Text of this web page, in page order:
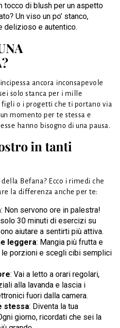
tocco di blush per un aspetto
Un viso un po’ stanco,
delizioso e autentico.
ancora inconsapevole
solo stanca per i mille
o i progetti che ti portano via
momento per te stessa e
hanno bisogno di una pausa.
in tanti
Befana? Ecco i rimedi che
la differenza anche per te:
: Non servono ore in palestra!
30 minuti di esercizi su
aiutare a sentirti più attiva.
leggera: Mangia più frutta e
le porzioni e scegli cibi semplici
: Vai a letto a orari regolari,
alla lavanda e lascia i
fuori dalla camera.
stessa: Diventa la tua
giorno, ricordati che sei la